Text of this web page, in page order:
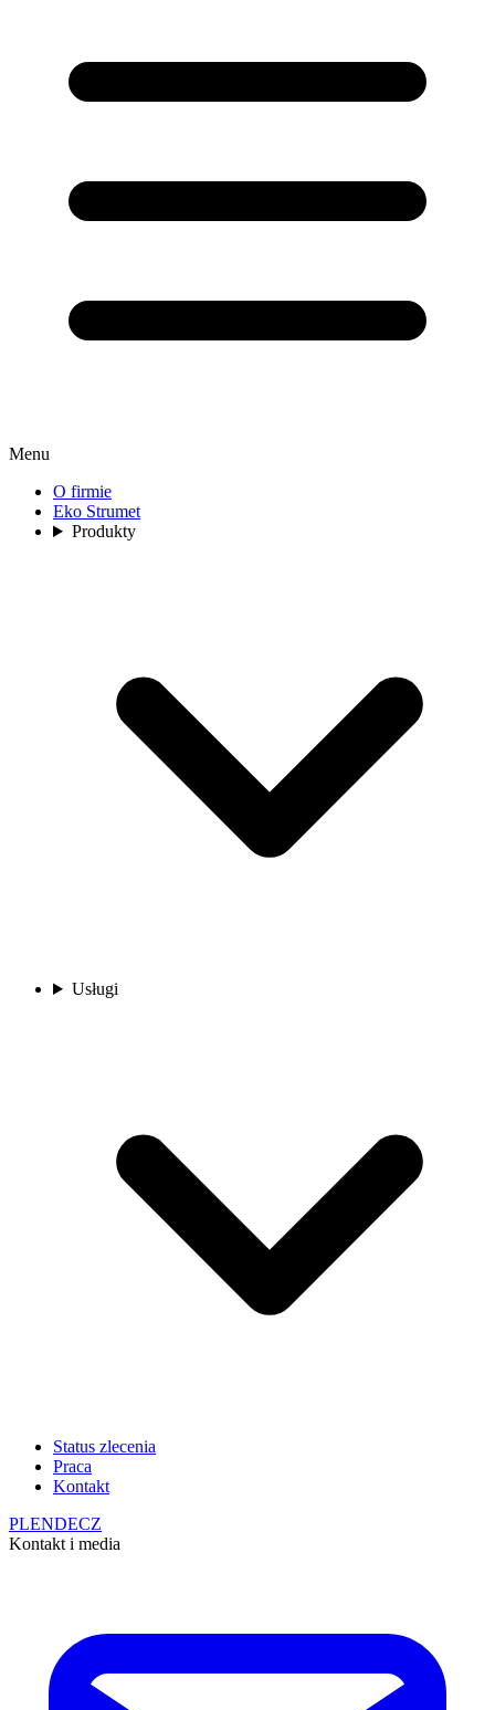
Menu
O firmie
Eko Strumet
Produkty
Usługi
Status zlecenia
Praca
Kontakt
PLENDECZ
Kontakt i media